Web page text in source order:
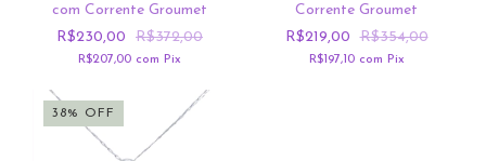
com Corrente Groumet
R$230,00
R$372,00
R$207,00 com Pix
Corrente Groumet
R$219,00
R$354,00
R$197,10 com Pix
38% OFF